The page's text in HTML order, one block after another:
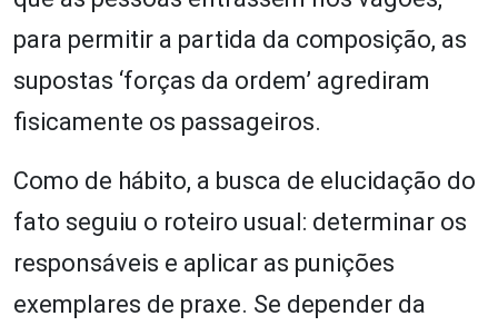
para permitir a partida da composição, as
supostas ‘forças da ordem’ agrediram
fisicamente os passageiros.
Como de hábito, a busca de elucidação do
fato seguiu o roteiro usual: determinar os
responsáveis e aplicar as punições
exemplares de praxe. Se depender da